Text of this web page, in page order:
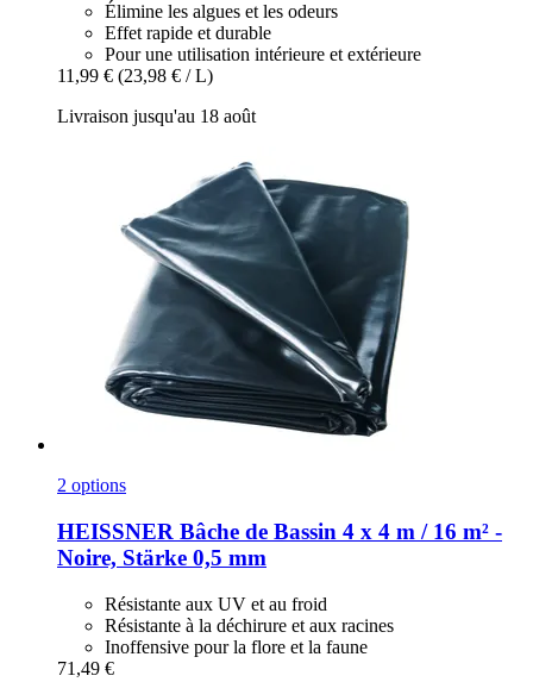
Élimine les algues et les odeurs
Effet rapide et durable
Pour une utilisation intérieure et extérieure
11,99 € (23,98 € / L)
Livraison jusqu'au 18 août
2 options
HEISSNER Bâche de Bassin 4 x 4 m / 16 m² -​
Noire, Stärke 0,5 mm
Résistante aux UV et au froid
Résistante à la déchirure et aux racines
Inoffensive pour la flore et la faune
71,49 €